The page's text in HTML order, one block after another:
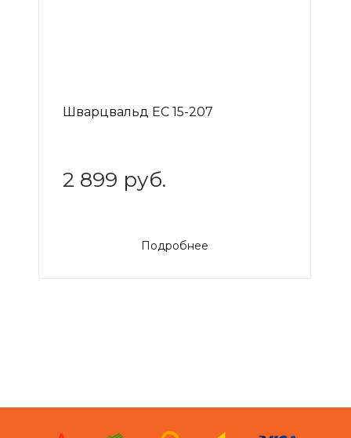
Шварцвальд EC 15-207
2 899 руб.
Подробнее